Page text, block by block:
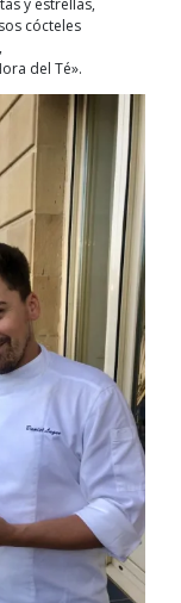
y estrellas,
cócteles
del Té».